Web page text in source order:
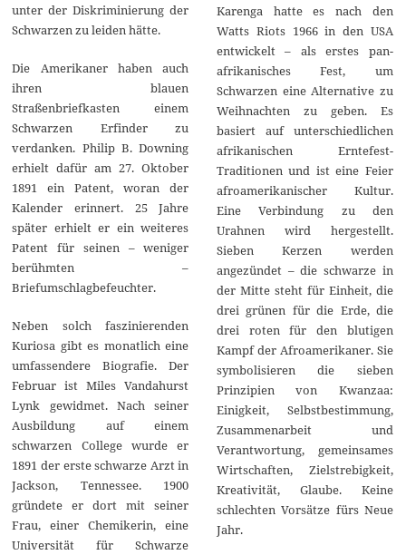
unter der Diskriminierung der
Schwarzen zu leiden hätte.
Die Amerikaner haben auch
ihren blauen
Straßenbriefkasten einem
Schwarzen Erfinder zu
verdanken. Philip B. Downing
erhielt dafür am 27. Oktober
1891 ein Patent, woran der
Kalender erinnert. 25 Jahre
später erhielt er ein weiteres
Patent für seinen – weniger
berühmten –
Briefumschlagbefeuchter.
Neben solch faszinierenden
Kuriosa gibt es monatlich eine
umfassendere Biografie. Der
Februar ist Miles Vandahurst
Lynk gewidmet. Nach seiner
Ausbildung auf einem
schwarzen College wurde er
1891 der erste schwarze Arzt in
Jackson, Tennessee. 1900
gründete er dort mit seiner
Frau, einer Chemikerin, eine
Universität für Schwarze
Karenga hatte es nach den
Watts Riots 1966 in den USA
entwickelt – als erstes pan-
afrikanisches Fest, um
Schwarzen eine Alternative zu
Weihnachten zu geben. Es
basiert auf unterschiedlichen
afrikanischen Erntefest-
Traditionen und ist eine Feier
afroamerikanischer Kultur.
Eine Verbindung zu den
Urahnen wird hergestellt.
Sieben Kerzen werden
angezündet – die schwarze in
der Mitte steht für Einheit, die
drei grünen für die Erde, die
drei roten für den blutigen
Kampf der Afroamerikaner. Sie
symbolisieren die sieben
Prinzipien von Kwanzaa:
Einigkeit, Selbstbestimmung,
Zusammenarbeit und
Verantwortung, gemeinsames
Wirtschaften, Zielstrebigkeit,
Kreativität, Glaube. Keine
schlechten Vorsätze fürs Neue
Jahr.